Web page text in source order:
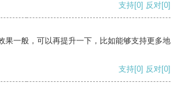
支持[0] 反对[0]
果一般，可以再提升一下，比如能够支持更多地
支持[0] 反对[0]